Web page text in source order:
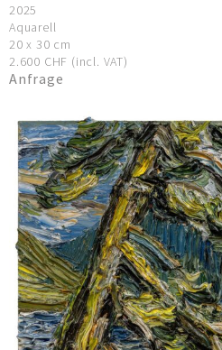
2025
Aquarell
20 x 30 cm
2.600 CHF (incl. VAT)
Anfrage